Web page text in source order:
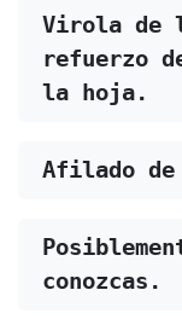
Virola de
refuerzo
la hoja.
Afilado
conozcas.